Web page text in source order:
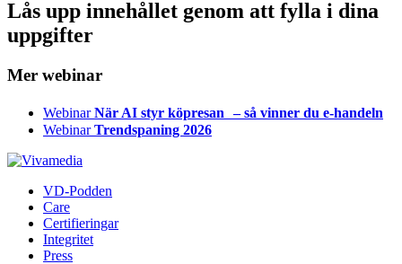
Lås upp innehållet genom att fylla i dina
uppgifter
Mer webinar
Webinar När AI styr köpresan – så vinner du e-handeln
Webinar Trendspaning 2026
VD-Podden
Care
Certifieringar
Integritet
Press